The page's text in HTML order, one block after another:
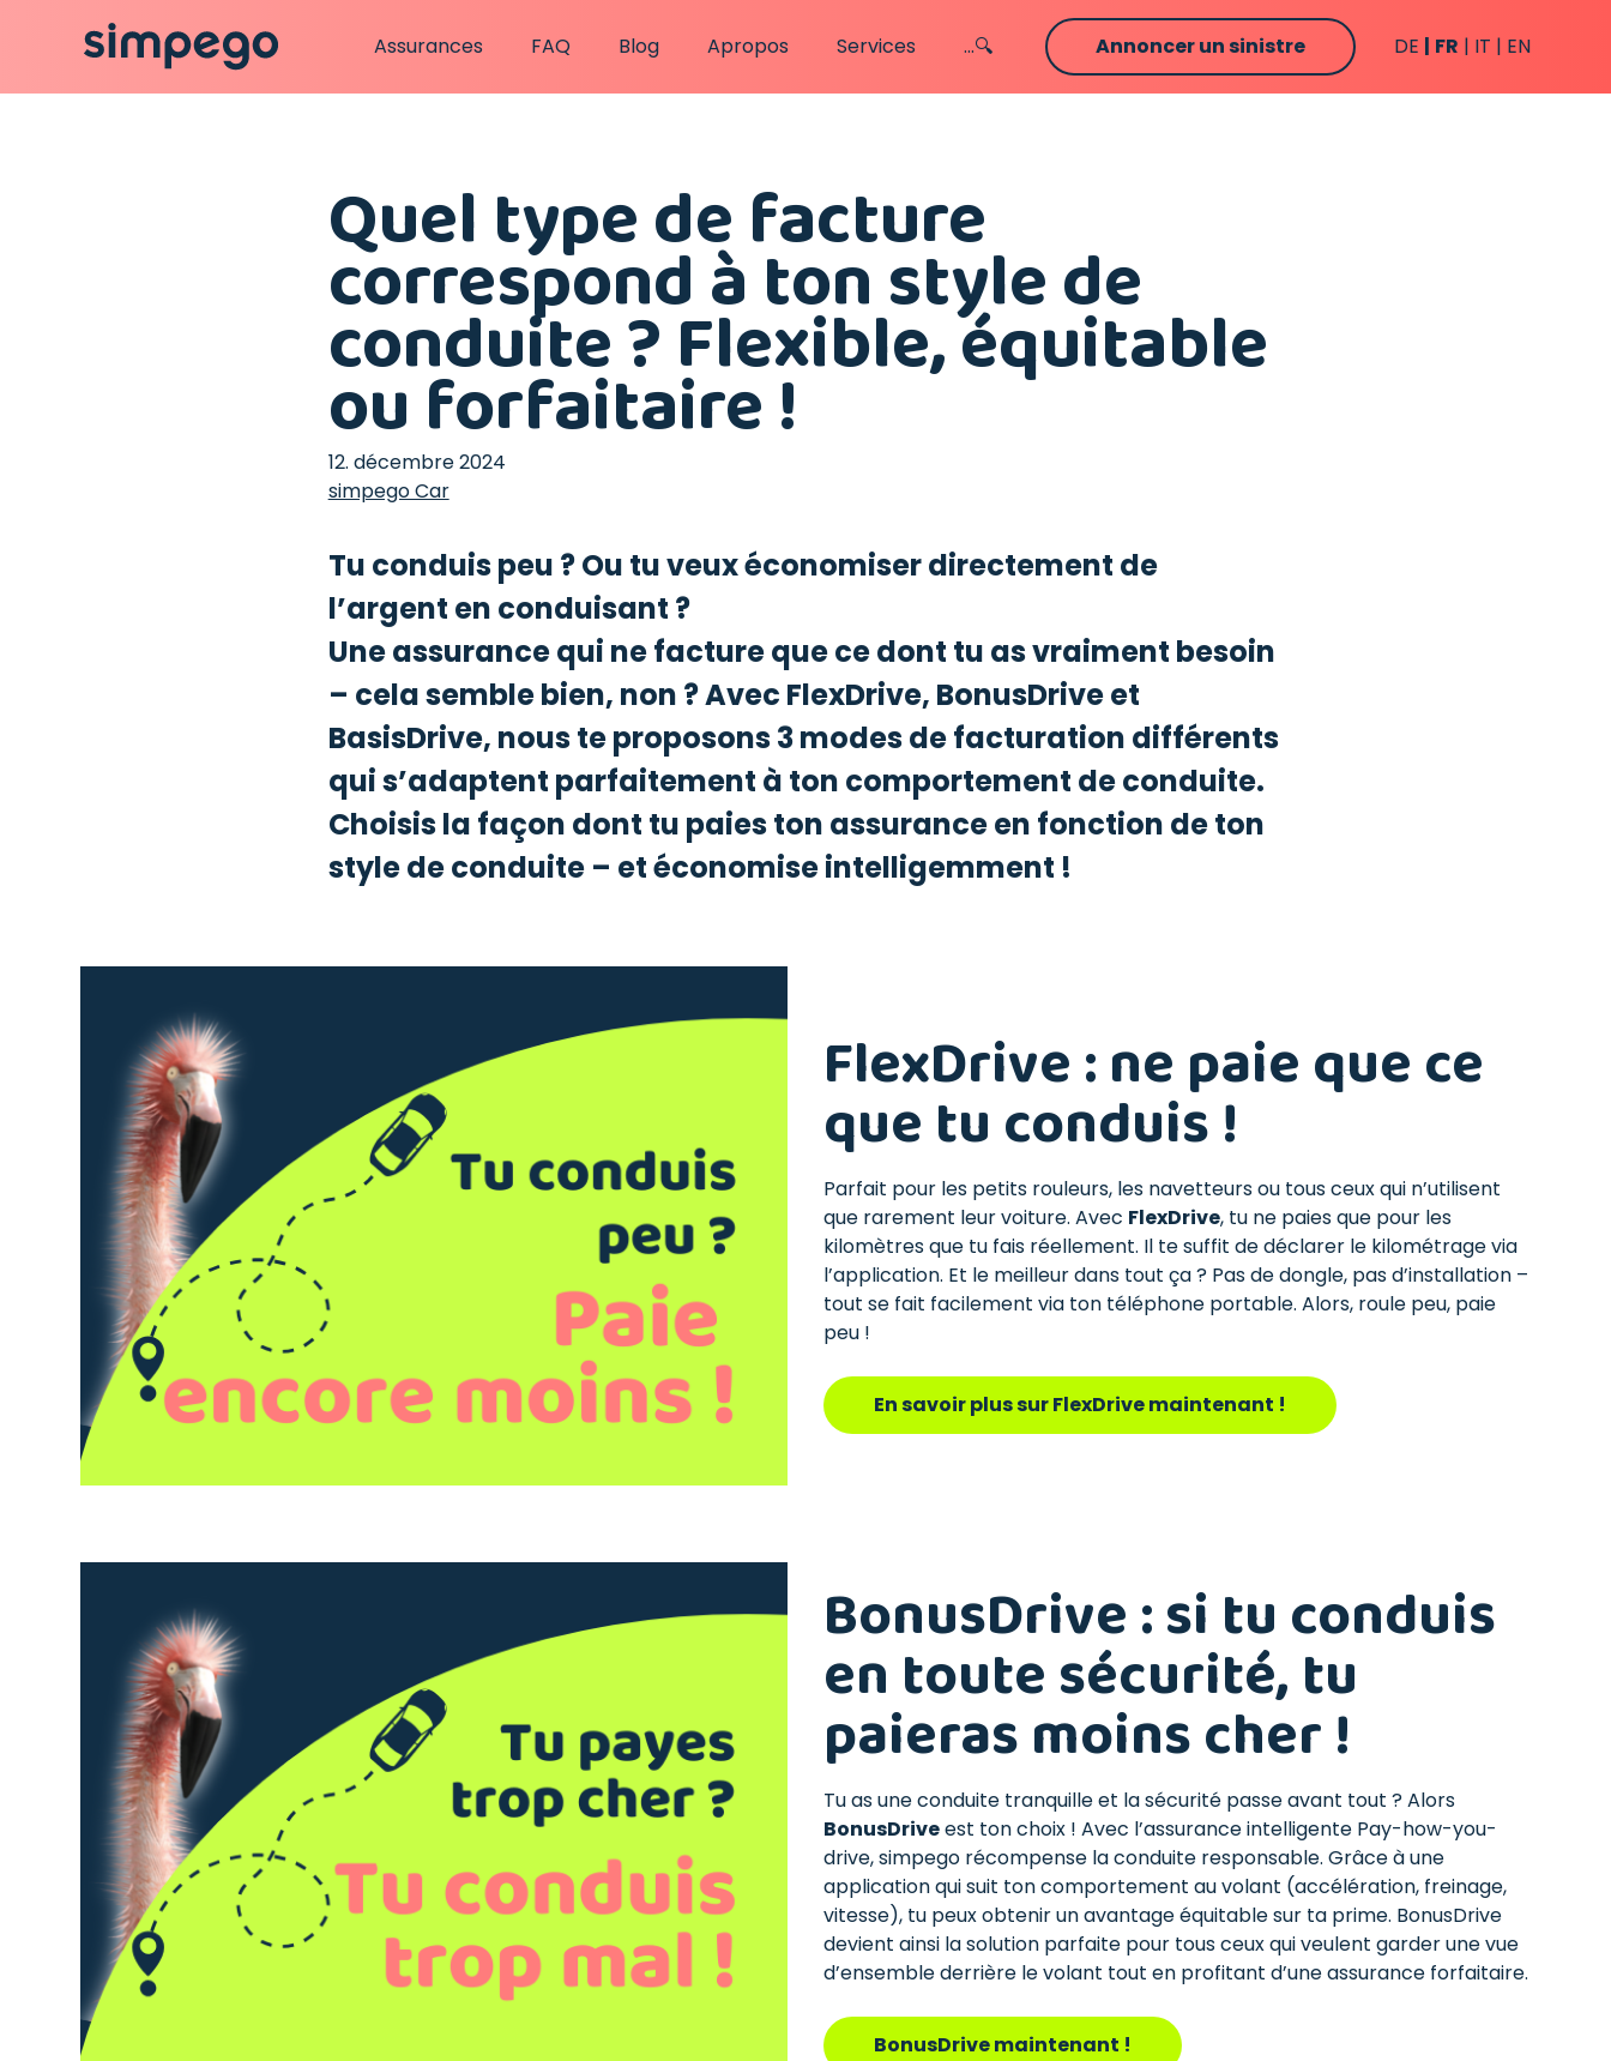
Assurances FAQ Blog Apropos Services ...🔍 Annoncer un sinistre DE FR IT EN
Quel type de facture
correspond à ton style de
conduite ? Flexible, équitable
ou forfaitaire !
12. décembre 2024
simpego Car
Tu conduis peu ? Ou tu veux économiser directement de
l’argent en conduisant ?
Une assurance qui ne facture que ce dont tu as vraiment besoin
– cela semble bien, non ? Avec FlexDrive, BonusDrive et
BasisDrive, nous te proposons 3 modes de facturation différents
qui s’adaptent parfaitement à ton comportement de conduite.
Choisis la façon dont tu paies ton assurance en fonction de ton
style de conduite – et économise intelligemment !
FlexDrive : ne paie que ce
que tu conduis !
Parfait pour les petits rouleurs, les navetteurs ou tous ceux qui n’utilisent
que rarement leur voiture. Avec FlexDrive, tu ne paies que pour les
kilomètres que tu fais réellement. Il te suffit de déclarer le kilométrage via
l’application. Et le meilleur dans tout ça ? Pas de dongle, pas d’installation –
tout se fait facilement via ton téléphone portable. Alors, roule peu, paie
peu !
En savoir plus sur FlexDrive maintenant !
BonusDrive : si tu conduis
en toute sécurité, tu
paieras moins cher !
Tu as une conduite tranquille et la sécurité passe avant tout ? Alors
BonusDriveest ton choix ! Avec l’assurance intelligente Pay-how-you-
drive, simpego récompense la conduite responsable. Grâce à une
application qui suit ton comportement au volant (accélération, freinage,
vitesse), tu peux obtenir un avantage équitable sur ta prime. BonusDrive
devient ainsi la solution parfaite pour tous ceux qui veulent garder une vue
d’ensemble derrière le volant tout en profitant d’une assurance forfaitaire.
BonusDrive maintenant !